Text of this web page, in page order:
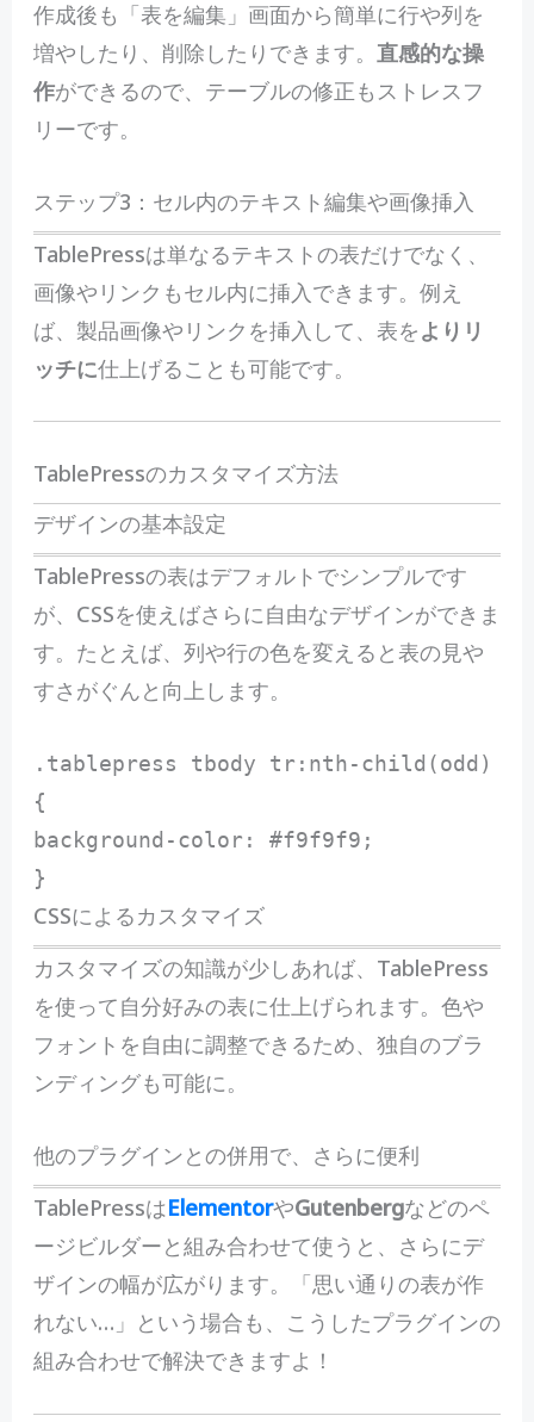
作成後も「表を編集」画面から簡単に行や列を
増やしたり、削除したりできます。 直感的な操
作ができるので、テーブルの修正もストレスフ
リーです。
ステップ3：セル内のテキスト編集や画像挿入
TablePressは単なるテキストの表だけでなく、
画像やリンクもセル内に挿入できます。例え
ば、製品画像やリンクを挿入して、表をよりリ
ッチに仕上げることも可能です。
TablePressのカスタマイズ方法
デザインの基本設定
TablePressの表はデフォルトでシンプルです
が、CSSを使えばさらに自由なデザインができま
す。たとえば、列や行の色を変えると表の見や
すさがぐんと向上します。
.tablepress tbody tr :nth-child (odd)
{
background-color : #f9f9f9 ;
}
CSSによるカスタマイズ
カスタマイズの知識が少しあれば、TablePress
を使って自分好みの表に仕上げられます。色や
フォントを自由に調整できるため、独自のブラ
ンディングも可能に。
他のプラグインとの併用で、さらに便利
TablePressはElementorやGutenbergなどのペ
ージビルダーと組み合わせて使うと、さらにデ
ザインの幅が広がります。「思い通りの表が作
れない…」という場合も、こうしたプラグインの
組み合わせで解決できますよ！